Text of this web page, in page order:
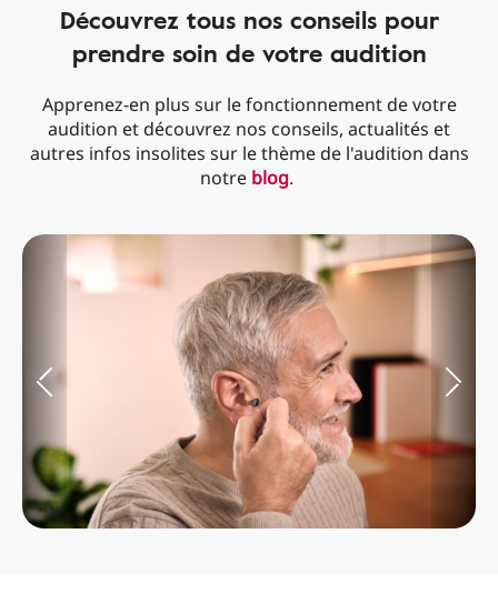
Découvrez tous nos conseils pour
prendre soin de votre audition
Apprenez-en plus sur le fonctionnement de votre
audition et découvrez nos conseils, actualités et
autres infos insolites sur le thème de l'audition dans
notre blog.